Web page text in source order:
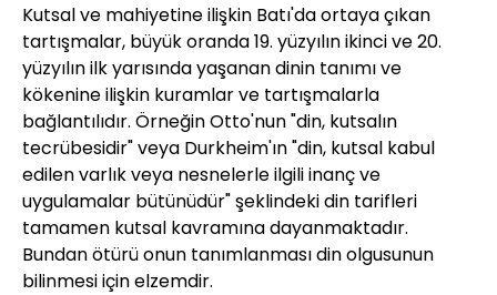
Kutsal ve mahiyetine ilişkin Batı'da ortaya çıkan
tartışmalar, büyük oranda 19. yüzyılın ikinci ve 20.
yüzyılın ilk yarısında yaşanan dinin tanımı ve
kökenine ilişkin kuramlar ve tartışmalarla
bağlantılıdır. Örneğin Otto'nun "din, kutsalın
tecrübesidir" veya Durkheim'ın "din, kutsal kabul
edilen varlık veya nesnelerle ilgili inanç ve
uygulamalar bütünüdür" şeklindeki din tarifleri
tamamen kutsal kavramına dayanmaktadır.
Bundan ötürü onun tanımlanması din olgusunun
bilinmesi için elzemdir.